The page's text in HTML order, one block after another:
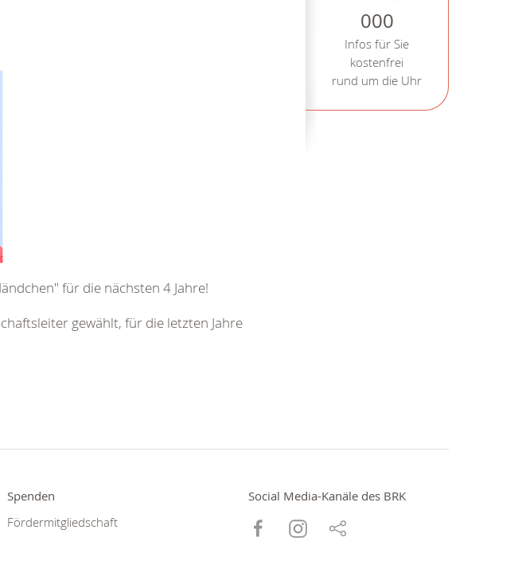
für die nächsten 4 Jahre!
gewählt, für die letzten Jahre
000
Infos für Sie
kostenfrei
rund um die Uhr
Spenden
Fördermitgliedschaft
Social Media-Kanäle des BRK